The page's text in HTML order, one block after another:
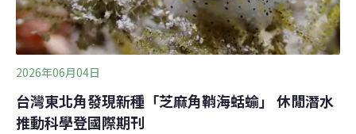
點半，施翰豪再經過大八代時，再聽聞犬叫聲並立刻跑上
前查看，發現有三隻狗於潮間帶攻擊欲上岸產
2026年06月04日
台灣東北角發現新種「芝麻角鞘海蛞蝓」 休閒潛水
推動科學登國際期刊